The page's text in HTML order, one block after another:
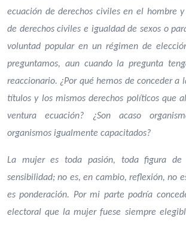
ecuación de derechos civiles en el hombre
de derechos civiles e igualdad de sexos o
voluntad popular en un régimen de
preguntamos, aun cuando la pregunta
reaccionario. ¿Por qué hemos de conceder a
títulos y los mismos derechos políticos que
ventura ecuación? ¿Son acaso
organismos igualmente capacitados?
La mujer es toda pasión, toda figura de
sensibilidad; no es, en cambio, reflexión, no
es ponderación. Por mi parte podría
electoral que la mujer fuese siempre